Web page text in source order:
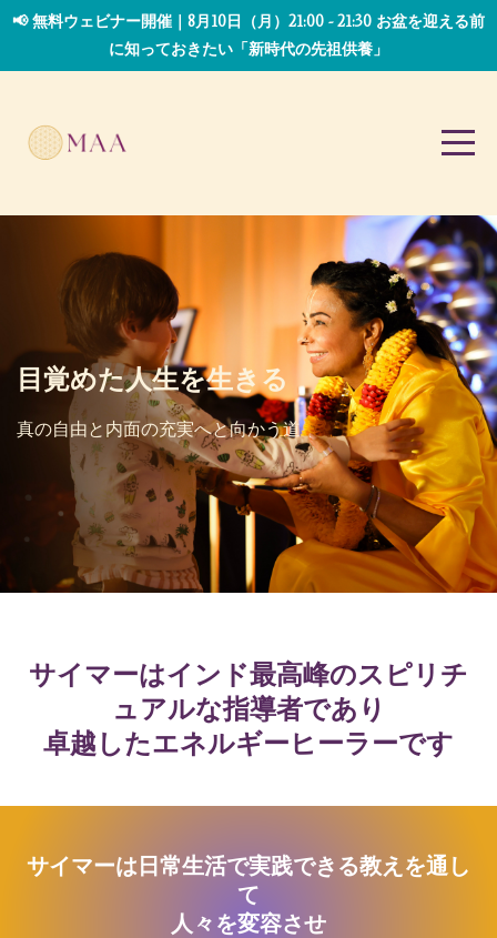
📢 無料ウェビナー開催｜8月10日（月）21:00 - 21:30 お盆を迎える前
に知っておきたい「新時代の先祖供養」
目覚めた人生を生きる
真の自由と 内面の充実へと向かう道
サイマーはインド最高峰のスピリチ
ュアルな指導者であり
卓越したエネルギーヒーラーです
サイマーは日常生活で実践できる教えを通し
て
人々を変容させ